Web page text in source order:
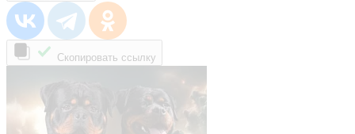
Скопировать ссылку